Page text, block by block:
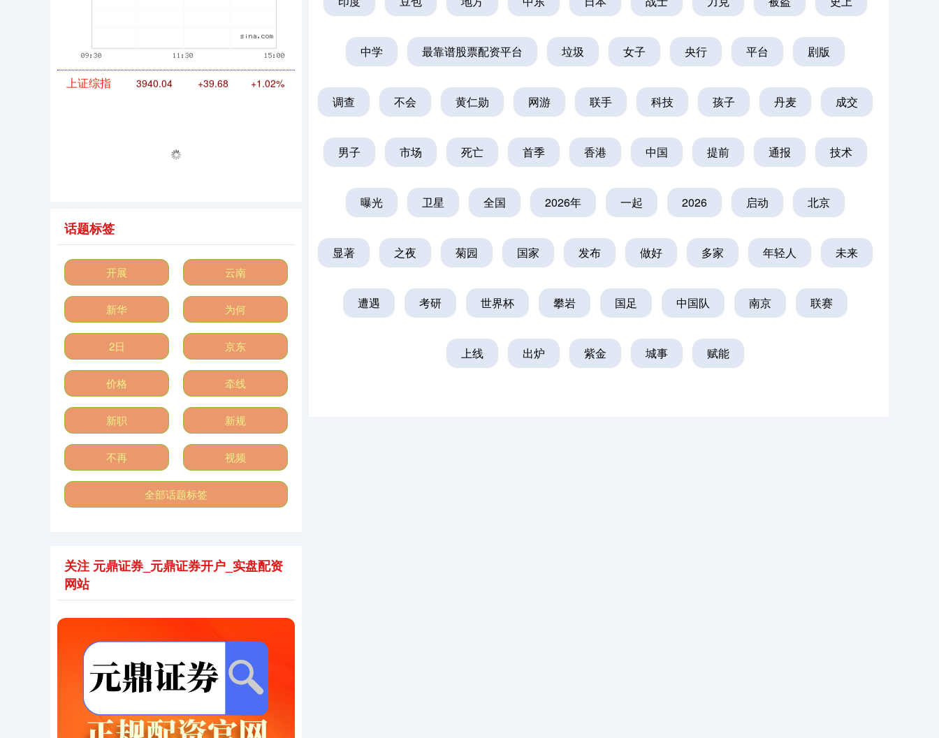
中学 最靠谱股票配资平台 垃圾 女子 央行 平台 剧版
调查 不会 黄仁勋 网游 联手 科技 孩子 丹麦 成交
男子 市场 死亡 首季 香港 中国 提前 通报 技术
曝光 卫星 全国 2026年 一起 2026 启动 北京
显著 之夜 菊园 国家 发布 做好 多家 年轻人 未来
遭遇 考研 世界杯 攀岩 国足 中国队 南京 联赛
上线 出炉 紫金 城事 赋能
深证成指 14311.01 +200.89 +1.42%
沪深300 4694.44 +43.13 +0.93%
创业板指 3563.12 +47.56 +1.35%
话题标签
开展 云南
新华 为何
2日 京东
价格 牵线
新职 新规
不再 视频
全部话题标签
关注 元鼎证券_元鼎证券开户_实盘配资
网站